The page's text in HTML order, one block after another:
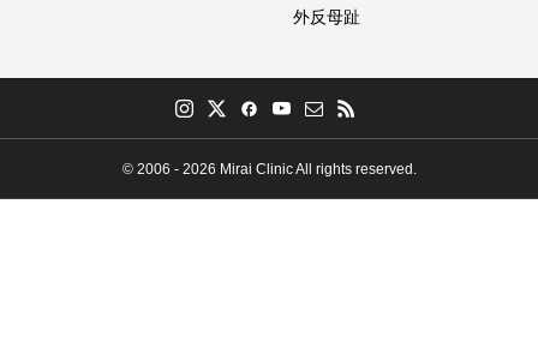
外反母趾
© 2006 - 2026 Mirai Clinic All rights reserved.